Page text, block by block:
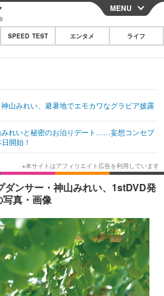
CLOSE
その他
韓国・芸能
スポーツ
その他
グルメ
ショッピング
MENU
SPEED TEST エンタメ ライフ
山みれい、避暑地でエモカワなグラビア披露
みれいと秘密のお泊りデート……妄想コンセプ
開始！
ダンサー・神山みれい、1stDVD発
真・画像